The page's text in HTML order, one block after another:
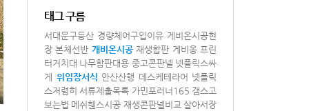
태그 구름
서대문구등산 경량체어구입이유 게비온시공현
장 본체선반 개비온시공 재생합판 게비옹 프린
터거치대 나무합판대용 중고콘판넬 넷플릭스싸
게
위임장서식 안산산행 데스케테라어 넷플릭
스저렴히 서류제출목록 가민포러너165 갬스고
보는법 메쉬휀스시공 재생콘판넬비교 살아서장